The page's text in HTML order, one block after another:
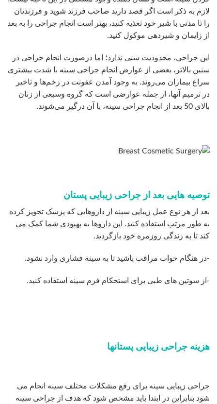
لازم به ذکر است اگر قصد دارید صاحب فرزند شوید و فرزندتان
را تا مدتی با شیر خود تغذیه کنید، بهتر است انجام جراحی را به بعد
از زایمان و شیردهی موکول کنید.
این جراحی، محدودیت سنی ندارد؛ اما درصورت انجام جراحی در
سنین بالاتر، بعضی از عوارض انجام جراحی سینه با شدت بیشتری
سراغ بیماران می‌روند. به وجود آمدن عفونت در زخم‌ها و تاخیر
در ترمیم آنها، از جمله عوارضی است که گروه وسیعی از زنان
بالای 50 بعد از انجام جراحی سینه، با آن درگیر می‌شوند.
توصیه هایی بعد از جراحی زیبایی پستان
بعد از هر نوع عمل زیبایی سینه از داروهایی که پزشک تجویز کرده
به طور مرتب استفاده کنید. این داروها به بهبودی شما کمک می
کند تا به زندگی روزمره خود بازگردید.
-در هنگام خواب مراقب باشید تا به سینه فشاری وارد نشود.
-از سوتین های طبی برای استحکام فرم سینه استفاده کنید.
هزینه جراحی زیبایی پستانها
جراحی زیبایی سینه برای رفع مشکلات مختلف سینه انجام می
شود بنابراین در ابتدا باید مشخص شود که هدف از جراحی سینه